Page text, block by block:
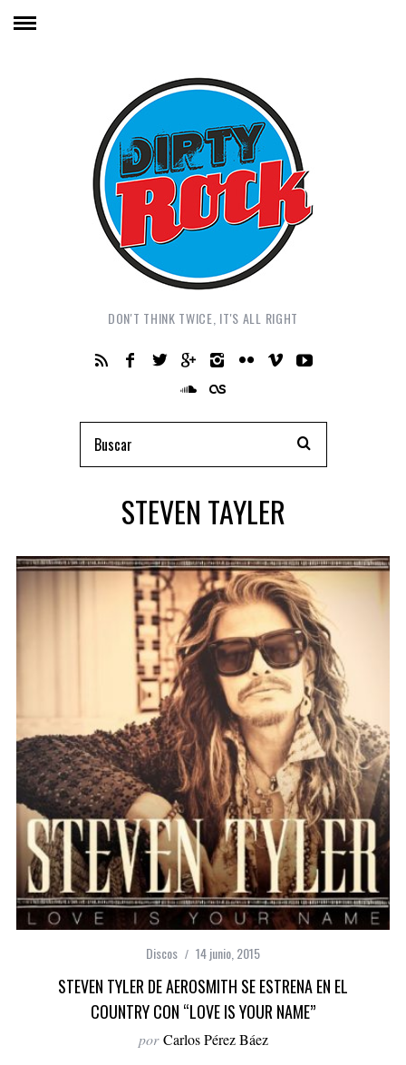
DON'T THINK TWICE, IT'S ALL RIGHT
STEVEN TAYLER
Discos 14 junio, 2015
STEVEN TYLER DE AEROSMITH SE ESTRENA EN EL
COUNTRY CON “LOVE IS YOUR NAME”
por Carlos Pérez Báez